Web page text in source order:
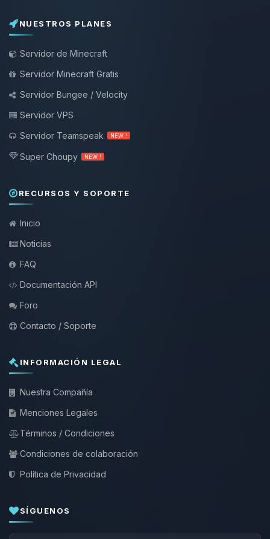
NUESTROS PLANES
Servidor de Minecraft
Servidor Minecraft Gratis
Servidor Bungee / Velocity
Servidor VPS
Servidor Teamspeak
NEW !
Super Choupy NEW !
RECURSOS Y SOPORTE
Inicio
Noticias
FAQ
Documentación API
Foro
Contacto / Soporte
INFORMACIÓN LEGAL
Nuestra Compañía
Menciones Legales
Términos / Condiciones
Condiciones de colaboración
Política de Privacidad
SÍGUENOS